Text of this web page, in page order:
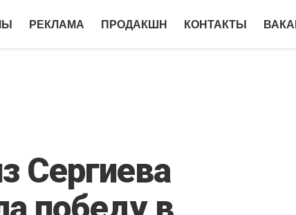
РЕКЛАМА ПРОДАКШН КОНТАКТЫ
Сергиева